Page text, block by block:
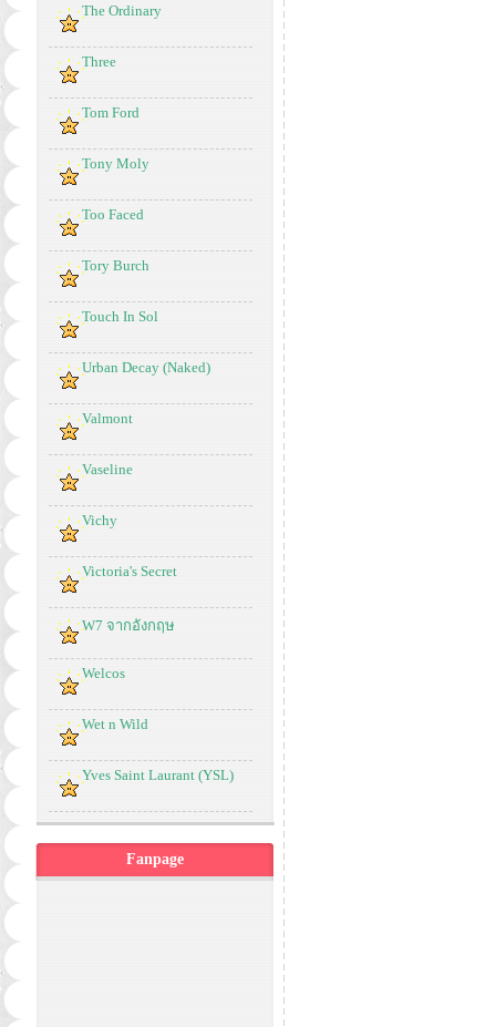
The Ordinary
Three
Tom Ford
Tony Moly
Too Faced
Tory Burch
Touch In Sol
Urban Decay (Naked)
Valmont
Vaseline
Vichy
Victoria's Secret
W7 จากอังกฤษ
Welcos
Wet n Wild
Yves Saint Laurant (YSL)
Fanpage